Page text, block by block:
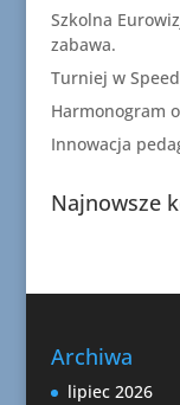
Szkolna
zabawa.
Turniej w
Harmonogram
Innowacja
Najnowsze
Archiwa
lipiec 2026